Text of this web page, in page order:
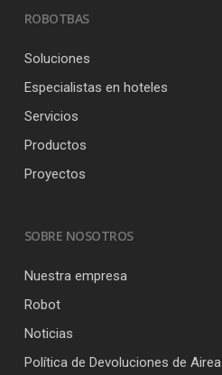
ROBOTBAS
Soluciones
Especialistas en hoteles
Servicios
Productos
Proyectos
SOBRE NOSOTROS
Nuestra empresa
Robot
Noticias
Política de Devoluciones de Airea